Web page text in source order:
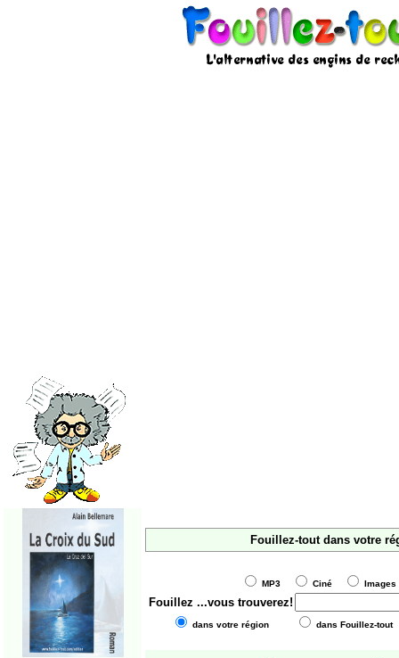
Fouillez-tout dans votre
MP3 Ciné
Fouillez ...vous trouverez!
dans votre région dans Fouillez-tout